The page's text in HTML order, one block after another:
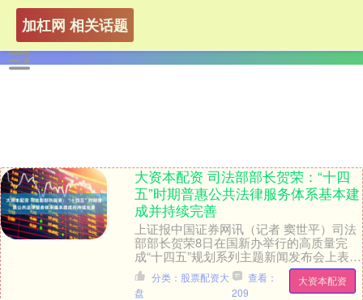
加杠网 相关话题
大资本配资 司法部部长贺荣：“十四
五”时期普惠公共法律服务体系基本建
成并持续完善
上证报中国证券网讯（记者 窦世平）司法
部部长贺荣8日在国新办举行的高质量完
成“十四五”规划系列主题新闻发布会上表
示，公共法律服务体系更加健全完善。深
入推进律师、....
大资本配资
分类：股票配资大
盘
查看：
209